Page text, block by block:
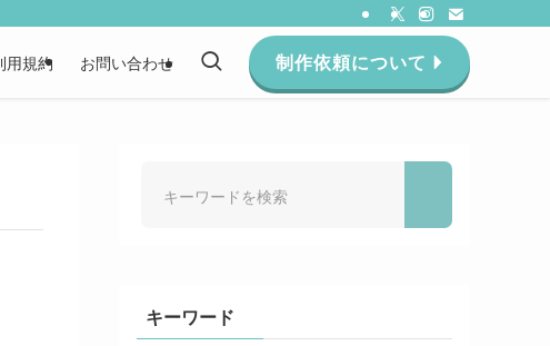
用規約 お問い合わせ 制作依頼について
キーワード